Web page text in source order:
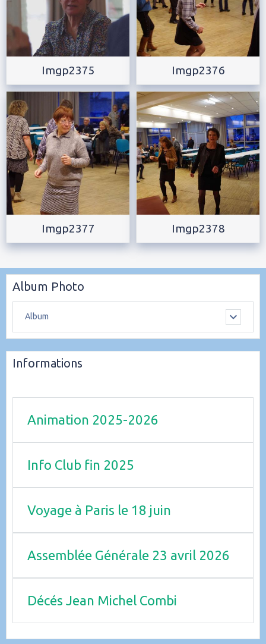
Imgp2375 Imgp2376
Imgp2377 Imgp2378
Album Photo
Album
Informations
Animation 2025-2026
Info Club fin 2025
Voyage à Paris le 18 juin
Assemblée Générale 23 avril 2026
Décés Jean Michel Combi